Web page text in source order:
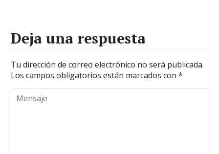
Deja una respuesta
Tu dirección de correo electrónico no será publicada.
Los campos obligatorios están marcados con*